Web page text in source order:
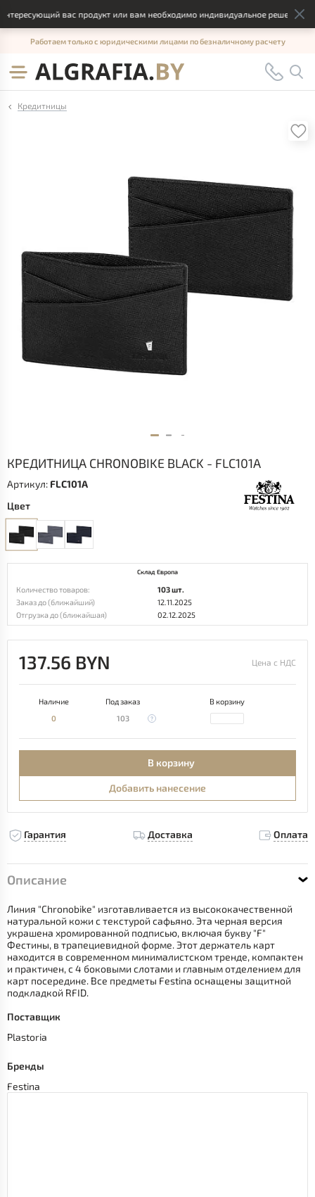
вас продукт или вам необходимо индивидуальное решение,
Работаем только с юридическими лицами по безналичному расчету
Кредитницы
КРЕДИТНИЦА CHRONOBIKE BLACK - FLC101A
Артикул: FLC101A
Цвет
Склад Европа
Количество товаров:
103 шт.
Заказ до (ближайший)
12.11.2025
Отгрузка до (ближайшая)
02.12.2025
137.56 BYN Цена с НДС
Наличие Под заказ
В корзину
0
103
В корзину
Добавить нанесение
Гарантия Доставка Оплата
Описание
Линия "Chronobike" изготавливается из высококачественной
натуральной кожи с текстурой сафьяно. Эта черная версия
украшена хромированной подписью, включая букву "F"
Фестины, в трапециевидной форме. Этот держатель карт
находится в современном минималистском тренде, компактен
и практичен, с 4 боковыми слотами и главным отделением для
карт посередине. Все предметы Festina оснащены защитной
подкладкой RFID.
Поставщик
Plastoria
Бренды
Festina